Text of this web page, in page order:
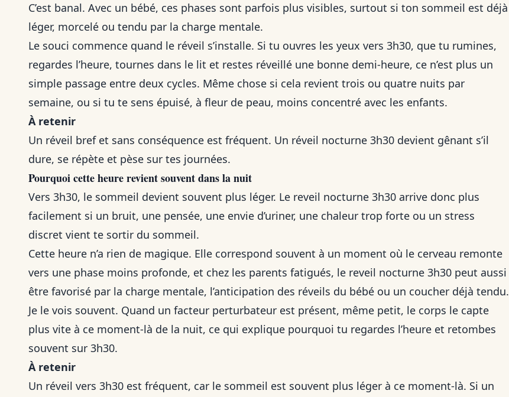
C’est banal. Avec un bébé, ces phases sont parfois plus visibles, surtout si ton sommeil est déjà
léger, morcelé ou tendu par la charge mentale.
Le souci commence quand le réveil s’installe. Si tu ouvres les yeux vers 3h30, que tu rumines,
regardes l’heure, tournes dans le lit et restes réveillé une bonne demi-heure, ce n’est plus un
simple passage entre deux cycles. Même chose si cela revient trois ou quatre nuits par
semaine, ou si tu te sens épuisé, à fleur de peau, moins concentré avec les enfants.
À retenir
Un réveil bref et sans conséquence est fréquent. Un réveil nocturne 3h30 devient gênant s’il
dure, se répète et pèse sur tes journées.
Pourquoi cette heure revient souvent dans la nuit
Vers 3h30, le sommeil devient souvent plus léger. Le reveil nocturne 3h30 arrive donc plus
facilement si un bruit, une pensée, une envie d’uriner, une chaleur trop forte ou un stress
discret vient te sortir du sommeil.
Cette heure n’a rien de magique. Elle correspond souvent à un moment où le cerveau remonte
vers une phase moins profonde, et chez les parents fatigués, le reveil nocturne 3h30 peut aussi
être favorisé par la charge mentale, l’anticipation des réveils du bébé ou un coucher déjà tendu.
Je le vois souvent. Quand un facteur perturbateur est présent, même petit, le corps le capte
plus vite à ce moment-là de la nuit, ce qui explique pourquoi tu regardes l’heure et retombes
souvent sur 3h30.
À retenir
Un réveil vers 3h30 est fréquent, car le sommeil est souvent plus léger à ce moment-là. Si un